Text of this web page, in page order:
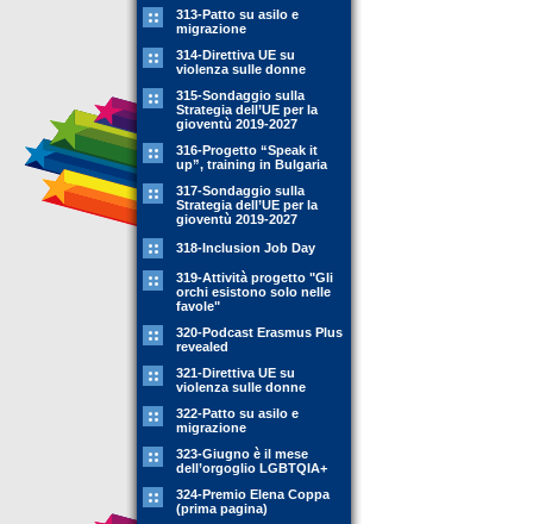
313-Patto su asilo e
migrazione
314-Direttiva UE su
violenza sulle donne
315-Sondaggio sulla
Strategia dell’UE per la
gioventù 2019-2027
316-Progetto “Speak it
up”, training in Bulgaria
317-Sondaggio sulla
Strategia dell’UE per la
gioventù 2019-2027
318-Inclusion Job Day
319-Attività progetto "Gli
orchi esistono solo nelle
favole"
320-Podcast Erasmus Plus
revealed
321-Direttiva UE su
violenza sulle donne
322-Patto su asilo e
migrazione
323-Giugno è il mese
dell’orgoglio LGBTQIA+
324-Premio Elena Coppa
(prima pagina)